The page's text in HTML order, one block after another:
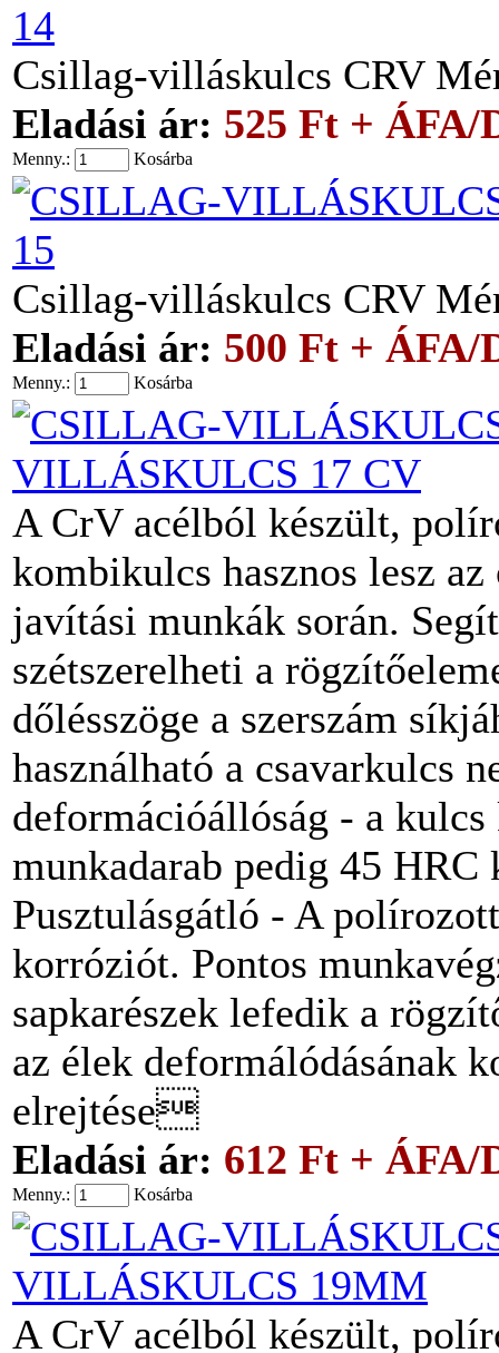
14
Csillag-villáskulcs CRV
Eladási ár: 525 Ft + ÁFA/
Menny.: Kosárba
15
Csillag-villáskulcs CRV
Eladási ár: 500 Ft + ÁFA/
Menny.: Kosárba
VILLÁSKULCS 17 CV
A CrV acélból készült,
kombikulcs hasznos lesz
javítási munkák során.
szétszerelheti a
dőlésszöge a szerszám
használható a csavarkulcs
deformációállóság - a
munkadarab pedig 45 HRC
Pusztulásgátló - A
korróziót. Pontos
sapkarészek lefedik a
az élek deformálódásának
elrejtése
Eladási ár: 612 Ft + ÁFA/
Menny.: Kosárba
VILLÁSKULCS 19MM
A CrV acélból készült,